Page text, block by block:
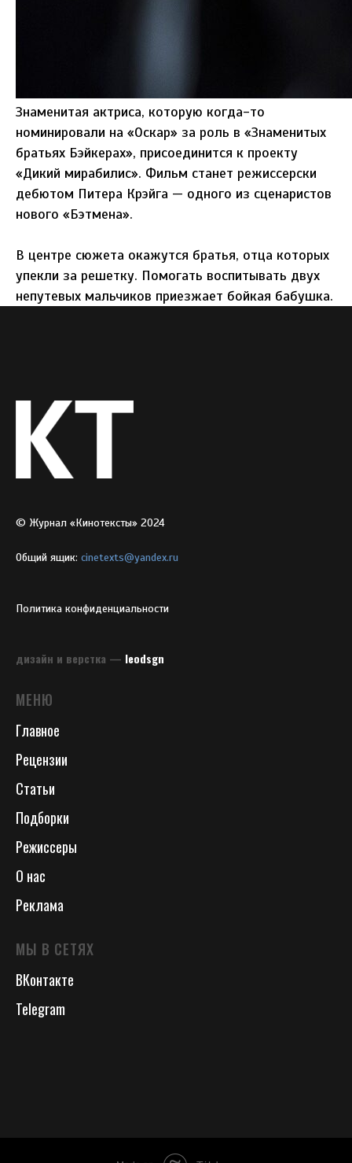
Знаменитая актриса, которую когда-то
номинировали на «Оскар» за роль в «Знаменитых
братьях Бэйкерах», присоединится к проекту
«Дикий мирабилис». Фильм станет режиссерски
дебютом Питера Крэйга — одного из сценаристов
нового «Бэтмена».
В центре сюжета окажутся братья, отца которых
упекли за решетку. Помогать воспитывать двух
непутевых мальчиков приезжает бойкая бабушка.
© Журнал «Кинотексты» 2024
Общий ящик: cinetexts@yandex.ru
Политика конфиденциальности
дизайн и верстка — leodsgn
МЕНЮ
Главное
Рецензии
Статьи
Подборки
Режиссеры
О нас
Реклама
МЫ В СЕТЯХ
ВКонтакте
Telegram